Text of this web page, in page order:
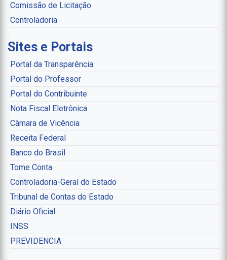
Comissão de Licitação
Controladoria
Sites e Portais
Portal da Transparência
Portal do Professor
Portal do Contribuinte
Nota Fiscal Eletrônica
Câmara de Vicência
Receita Federal
Banco do Brasil
Tome Conta
Controladoria-Geral do Estado
Tribunal de Contas do Estado
Diário Oficial
INSS
PREVIDENCIA